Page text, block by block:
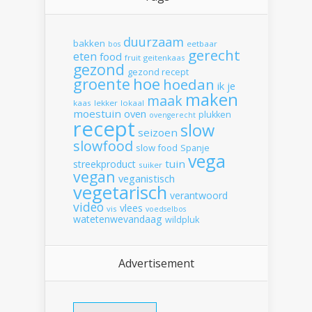
bakken bos duurzaam eetbaar
eten food fruit geitenkaas gerecht
gezond gezond recept
groente hoe hoedan ik je
kaas lekker lokaal maak maken
moestuin oven ovengerecht plukken
recept seizoen slow
slowfood slow food Spanje
streekproduct suiker tuin vega
vegan veganistisch
vegetarisch verantwoord
video vis vlees voedselbos
watetenwevandaag wildpluk
Advertisement